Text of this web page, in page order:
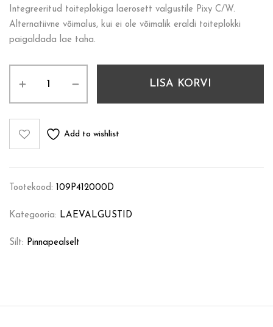
Integreeritud toiteplokiga laerosett valgustile Pixy C/W.
Alternatiivne võimalus, kui ei ole võimalik eraldi toiteplokki
paigaldada lae taha.
LISA KORVI
Add to wishlist
Tootekood: 109P412000D
Kategooria: LAEVALGUSTID
Silt: Pinnapealselt